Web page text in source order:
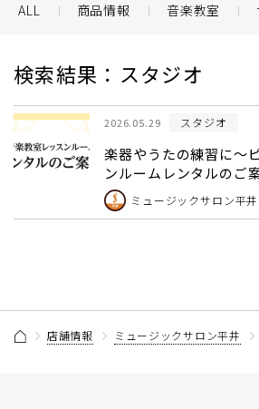
ALL 商品情報 音楽教室
検索結果：スタジオ
2026.05.29 スタジオ
楽器やうたの練習に～
ンルームレンタルのご
ミュージックサロン平井
店舗情報 ミュージックサロン平井